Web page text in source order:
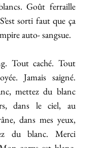
Goût ferraille
sorti faut que ça
auto- sangsue.
Tout caché. Tout
Jamais saigné.
mettez du blanc
dans le ciel, au
dans mes yeux,
du blanc. Merci